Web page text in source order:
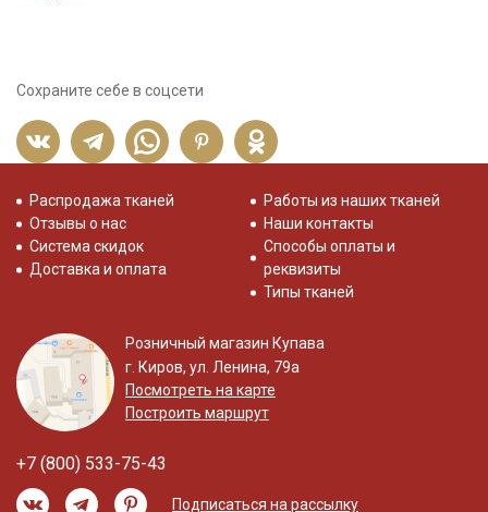
Сохраните себе в соцсети
Распродажа тканей
Отзывы о нас
Система скидок
Доставка и оплата
Работы из наших тканей
Наши контакты
Способы оплаты и
реквизиты
Типы тканей
Розничный магазин Купава
г. Киров, ул. Ленина, 79а
Посмотреть на карте
Построить маршрут
+7 (800) 533-75-43
Подписаться на рассылку